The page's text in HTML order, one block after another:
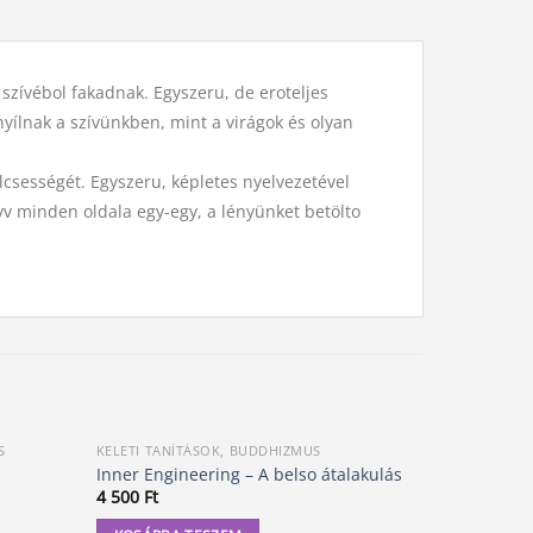
fakadnak. Egyszeru, de eroteljes
a szívünkben, mint a virágok és olyan
Egyszeru, képletes nyelvezetével
minden oldala egy-egy, a lényünket betölto
KELETI TANÍTÁSOK, BUDDHIZMUS
Inner Engineering – A belso átalakulás
4 500 Ft